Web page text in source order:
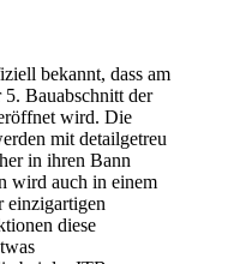
bekannt, dass am
5. Bauabschnitt der
wird. Die
mit detailgetreu
in ihren Bann
wird auch in einem
einzigartigen
diese